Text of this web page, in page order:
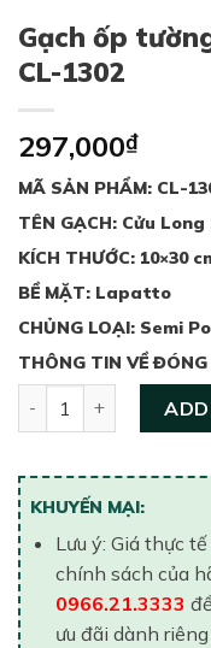
Gạch ốp
CL-1302
297,000₫
MÃ SẢN PHẨM: CL-
TÊN GẠCH: Cửu Long
KÍCH THƯỚC: 10×30
BỀ MẶT: Lapatto
CHỦNG LOẠI: Semi
THÔNG TIN VỀ
KHUYẾN MẠI:
Lưu ý: Giá thực
chính sách của
0966.21.3333
ưu đãi dành